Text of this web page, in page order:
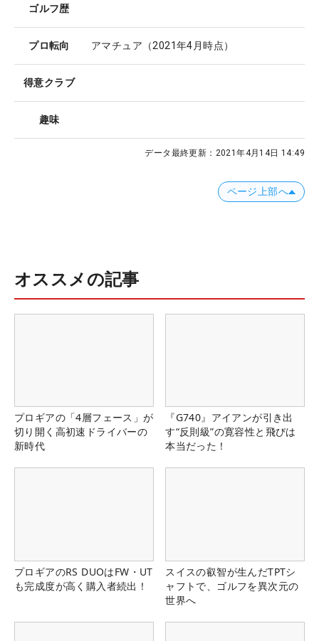
ゴルフ歴
プロ転向 アマチュア（2021年4月時点）
得意クラブ
趣味
データ最終更新： 2021年4月14日 14:49
ページ上部へ
オススメの記事
プロギアの「4層フェース」が
切り開く高初速ドライバーの
新時代
『G740』アイアンが引き出
す“反則級”の寛容性と飛びは
本当だった！
プロギアのRS DUOはFW・UT
も完成度が高く購入者続出！
スイスの叡智が生んだTPTシ
ャフトで、ゴルフを異次元の
世界へ